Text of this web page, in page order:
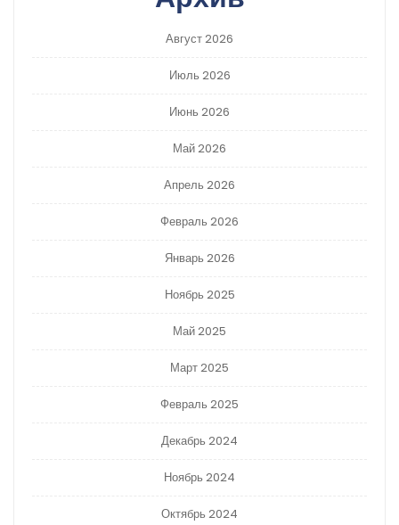
Август 2026
Июль 2026
Июнь 2026
Май 2026
Апрель 2026
Февраль 2026
Январь 2026
Ноябрь 2025
Май 2025
Март 2025
Февраль 2025
Декабрь 2024
Ноябрь 2024
Октябрь 2024